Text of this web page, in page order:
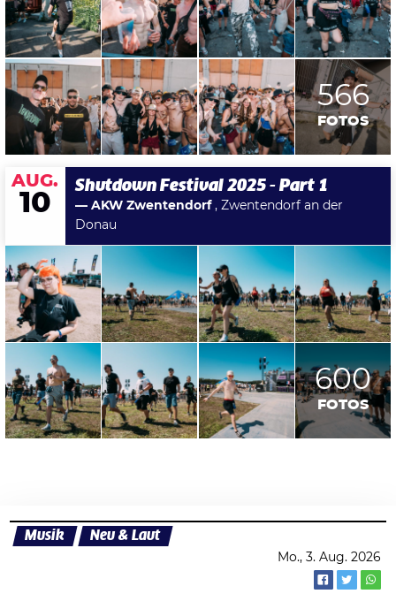
566
FOTOS
AUG.
10
Shutdown Festival 2025 - Part 1
— AKW Zwentendorf, Zwentendorf an der
Donau
600
FOTOS
Musik Neu & Laut
Mo., 3. Aug. 2026